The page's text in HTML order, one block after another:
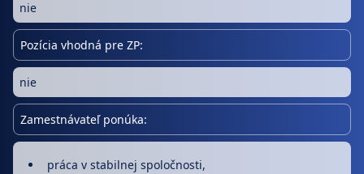
nie
Pozícia vhodná pre ZP:
nie
Zamestnávateľ ponúka:
práca v stabilnej spoločnosti,